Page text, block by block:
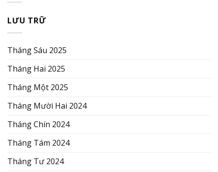
LƯU TRỮ
Tháng Sáu 2025
Tháng Hai 2025
Tháng Một 2025
Tháng Mười Hai 2024
Tháng Chín 2024
Tháng Tám 2024
Tháng Tư 2024